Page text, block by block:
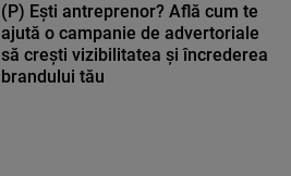
(P) Ești antreprenor? Află cum te
ajută o campanie de advertoriale
să crești vizibilitatea și încrederea
brandului tău